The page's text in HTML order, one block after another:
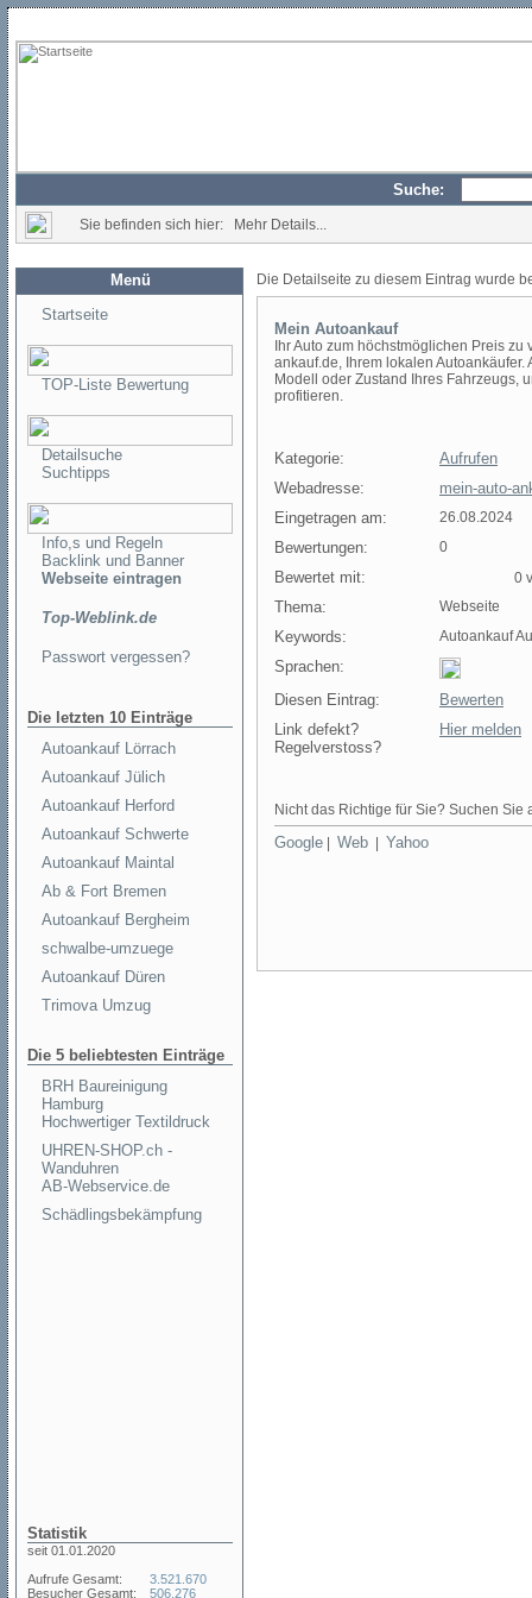
Suche:
Sie befinden sich hier: Mehr Details...
Menü
Startseite
TOP-Liste Bewertung
Detailsuche
Suchtipps
Info,s und Regeln
Backlink und Banner
Webseite eintragen
Top-Weblink.de
Passwort vergessen?
Die letzten 10 Einträge
Autoankauf Lörrach
Autoankauf Jülich
Autoankauf Herford
Autoankauf Schwerte
Autoankauf Maintal
Ab & Fort Bremen
Autoankauf Bergheim
schwalbe-umzuege
Autoankauf Düren
Trimova Umzug
Die 5 beliebtesten Einträge
BRH Baureinigung
Hamburg
Hochwertiger Textildruck
UHREN-SHOP.ch -
Wanduhren
AB-Webservice.de
Schädlingsbekämpfung
Statistik
seit 01.01.2020
Aufrufe Gesamt:
Besucher Gesamt:
3.521.670
506.276
Die Detailseite zu diesem Eintrag wurde
Mein Autoankauf
Ihr Auto zum höchstmöglichen Preis
ankauf.de, Ihrem lokalen
Modell oder Zustand Ihres Fahrzeugs,
profitieren.
Kategorie:
Aufrufen
Webadresse:
mein-auto-
Eingetragen am:
26.08.2024
Bewertungen: 0
Bewertet mit: 0
Thema: Webseite
Keywords: Autoankauf
Sprachen:
Diesen Eintrag:
Bewerten
Link defekt?
Regelverstoss?
Hier melden
Nicht das Richtige für Sie? Suchen Sie
Google Web Yahoo